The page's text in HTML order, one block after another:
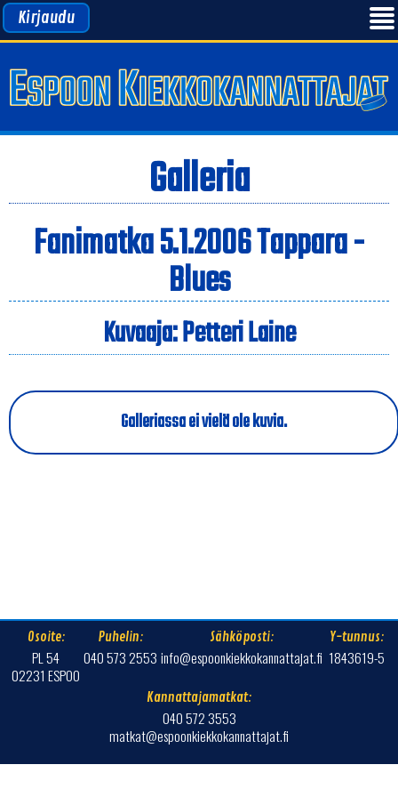
Kirjaudu
Galleria
Fanimatka 5.1.2006 Tappara -
Blues
Kuvaaja: Petteri Laine
Galleriassa ei vielä ole kuvia.
Osoite:
PL 54
02231 ESPOO
Puhelin:
040 573 2553
Sähköposti:
info@espoonkiekkokannattajat.fi
Y-tunnus:
1843619-5
Kannattajamatkat:
040 572 3553
matkat@espoonkiekkokannattajat.fi